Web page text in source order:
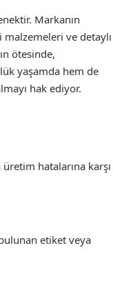
Markanın
ve detaylı
ötesinde,
yaşamda hem de
hak ediyor.
hatalarına karşı
etiket veya